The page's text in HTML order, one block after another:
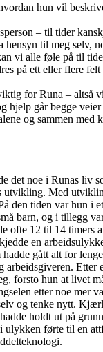
hun vil
– til tider
hensyn til meg selv,
vi alle føle på til
på ett eller flere
for Runa – altså
hjelp går begge
og sammen med
det noe i Runas liv
utvikling. Med
den tiden var hun i
barn, og i tillegg
ofte 12 til 14 timers
en
gått alt for
arbeidsgiveren. Etter
forsto hun at livet
etter noe mer
og tenke nytt.
holdt ut på
ulykken førte til en